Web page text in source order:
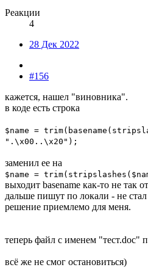
Реакции
4
28 Дек 2022
#156
кажется, нашел "виновника".
в коде есть строка
$name =
".\x00..\x20");
заменил ее на
$name =
выходит basename как-то не так
дальше пишут по локали - не стал
решение приемлемо для меня.
теперь файл с именем "тест.doc"
всё же не смог остановиться)